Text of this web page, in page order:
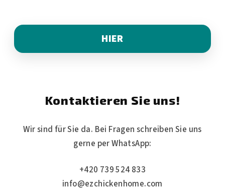
HIER
Kontaktieren Sie uns!
Wir sind für Sie da. Bei Fragen schreiben Sie uns
gerne per WhatsApp:
+420 739 524 833
info@ezchickenhome.com